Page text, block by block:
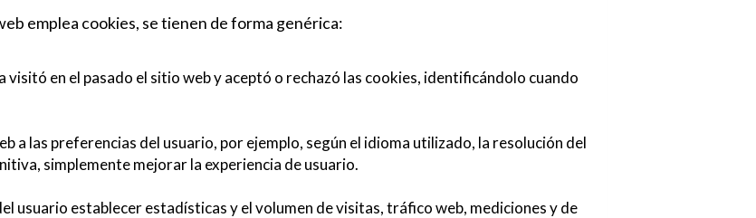
emplea cookies, se tienen de forma genérica:
visitó en el pasado el sitio web y aceptó o rechazó las cookies, identificándolo cuando
a las preferencias del usuario, por ejemplo, según el idioma utilizado, la resolución del
simplemente mejorar la experiencia de usuario.
usuario establecer estadísticas y el volumen de visitas, tráfico web, mediciones y de